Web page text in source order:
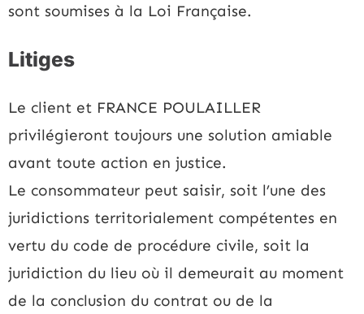
sont soumises à la Loi Française.
Litiges
Le client et FRANCE POULAILLER
privilégieront toujours une solution amiable
avant toute action en justice.
Le consommateur peut saisir, soit l’une des
juridictions territorialement compétentes en
vertu du code de procédure civile, soit la
juridiction du lieu où il demeurait au moment
de la conclusion du contrat ou de la